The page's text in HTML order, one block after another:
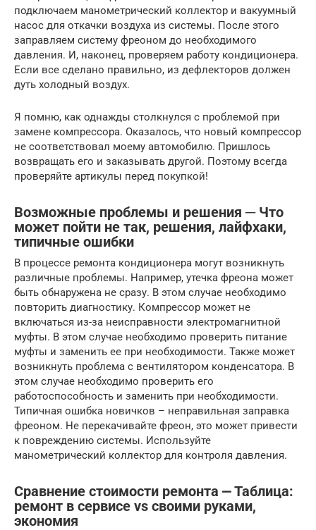
подключаем манометрический коллектор и вакуумный
насос для откачки воздуха из системы. После этого
заправляем систему фреоном до необходимого
давления. И, наконец, проверяем работу кондиционера.
Если все сделано правильно, из дефлекторов должен
дуть холодный воздух.
Я помню, как однажды столкнулся с проблемой при
замене компрессора. Оказалось, что новый компрессор
не соответствовал моему автомобилю. Пришлось
возвращать его и заказывать другой. Поэтому всегда
проверяйте артикулы перед покупкой!
Возможные проблемы и решения ─ Что
может пойти не так, решения, лайфхаки,
типичные ошибки
В процессе ремонта кондиционера могут возникнуть
различные проблемы. Например, утечка фреона может
быть обнаружена не сразу. В этом случае необходимо
повторить диагностику. Компрессор может не
включаться из-за неисправности электромагнитной
муфты. В этом случае необходимо проверить питание
муфты и заменить ее при необходимости. Также может
возникнуть проблема с вентилятором конденсатора. В
этом случае необходимо проверить его
работоспособность и заменить при необходимости.
Типичная ошибка новичков – неправильная заправка
фреоном. Не перекачивайте фреон, это может привести
к повреждению системы. Используйте
манометрический коллектор для контроля давления.
Сравнение стоимости ремонта ⎼ Таблица:
ремонт в сервисе vs своими руками,
экономия